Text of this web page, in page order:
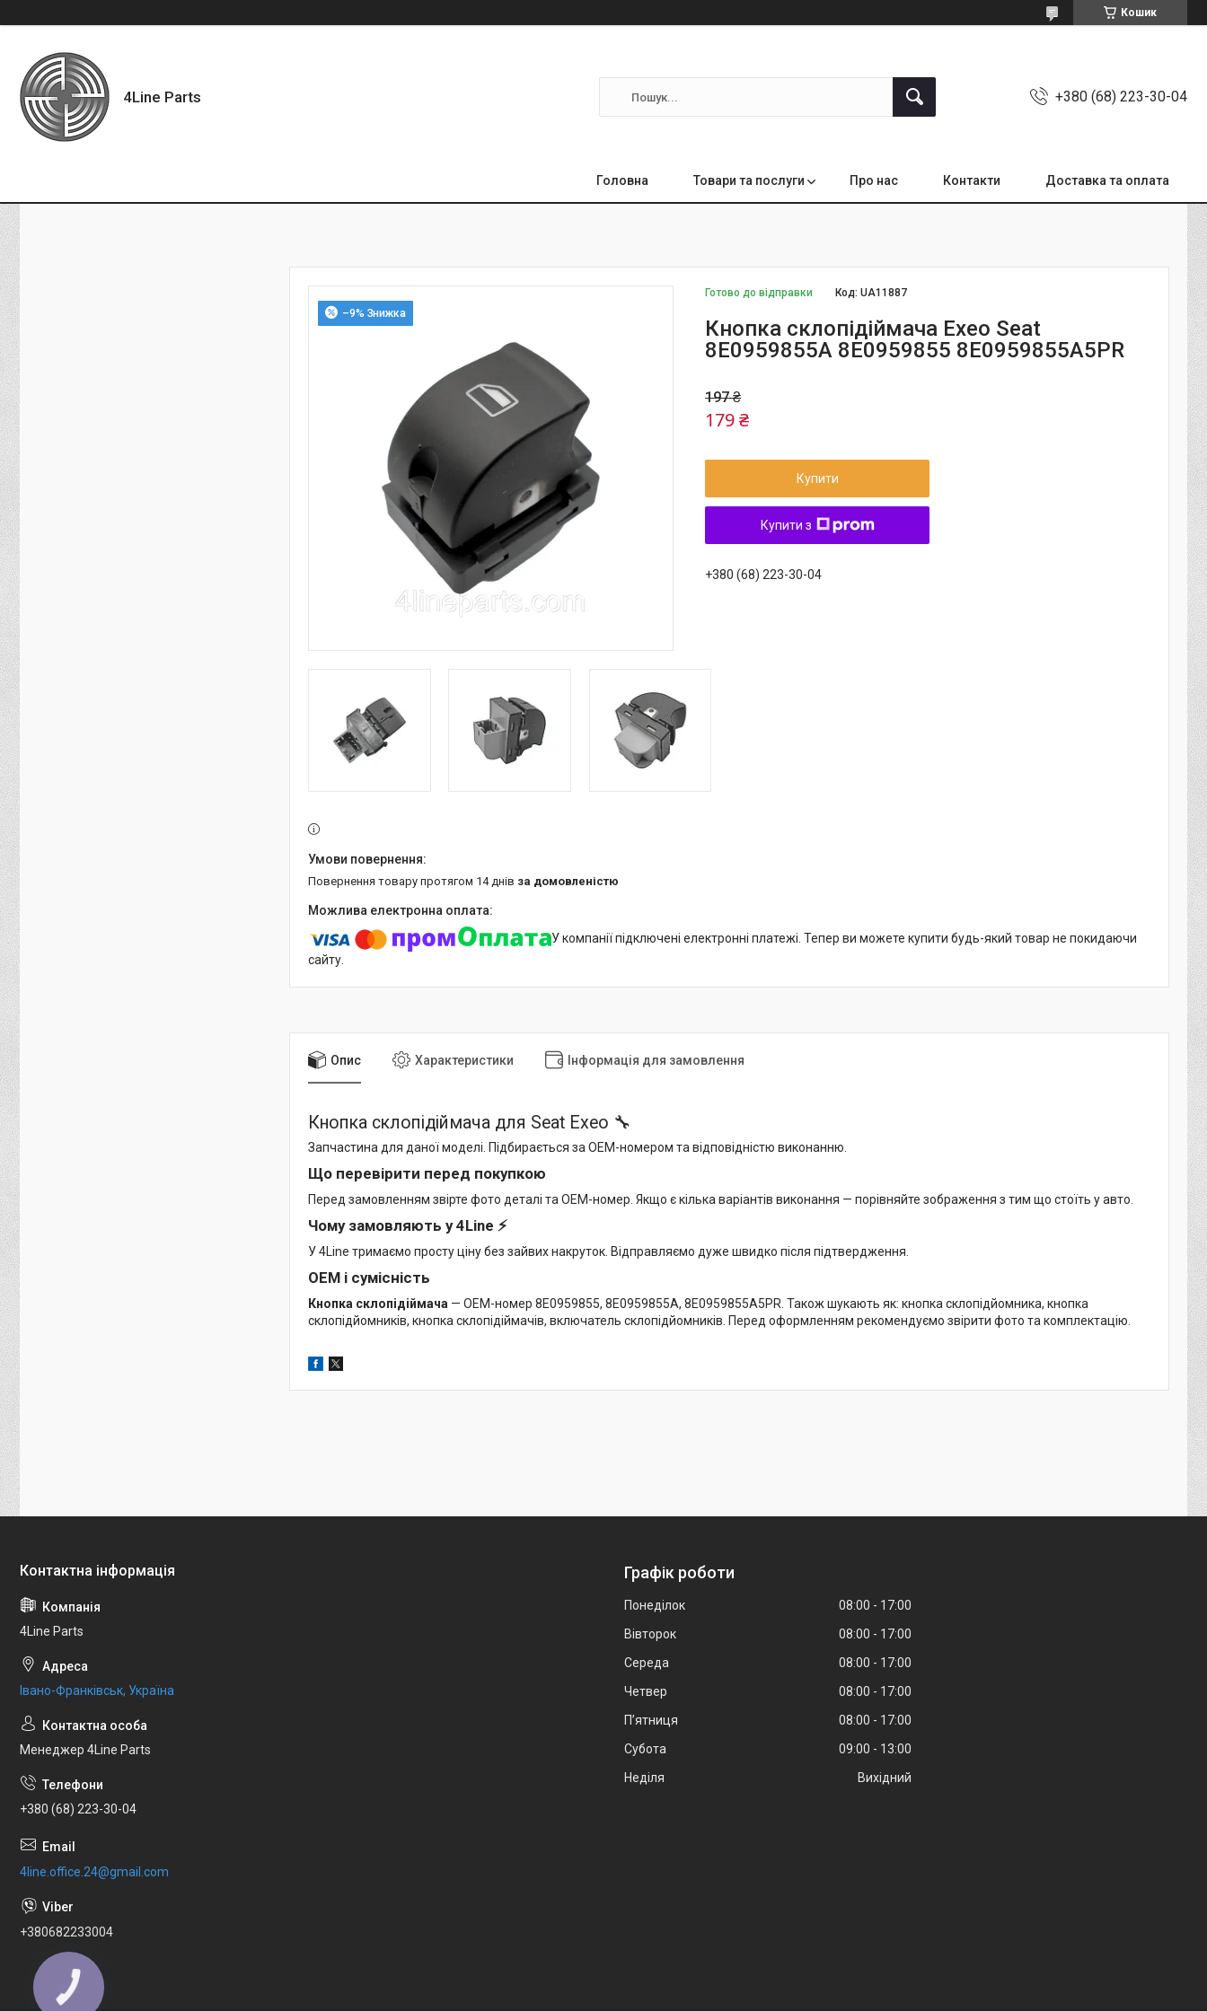
Кошик
4Line Parts +380 (68) 223-30-04
Головна Товари та послуги Про нас Контакти Доставка та оплата
–9%
Готово до відправки Код:UA11887
Кнопка склопідіймача Exeo Seat
8E0959855A 8E0959855 8E0959855A5PR
197 ₴
179 ₴
Купити
Купити з
+380 (68) 223-30-04
повернення товару протягом 14 днів за домовленістю
У компанії підключені електронні платежі. Тепер ви можете купити будь-який товар не покидаючи
сайту.
Опис Характеристики Інформація для замовлення
Кнопка склопідіймача для Seat Exeo 🔧
Запчастина для даної моделі. Підбирається за OEM-номером та відповідністю виконанню.
Що перевірити перед покупкою
Перед замовленням звірте фото деталі та OEM-номер. Якщо є кілька варіантів виконання — порівняйте зображення з тим що стоїть у авто.
Чому замовляють у 4Line ⚡
У 4Line тримаємо просту ціну без зайвих накруток. Відправляємо дуже швидко після підтвердження.
OEM і сумісність
Кнопка склопідіймача — OEM-номер 8E0959855, 8E0959855A, 8E0959855A5PR. Також шукають як: кнопка склопідйомника, кнопка
склопідйомників, кнопка склопідіймачів, включатель склопідйомників. Перед оформленням рекомендуємо звірити фото та комплектацію.
4Line Parts
Івано-Франківськ, Україна
Менеджер 4Line Parts
+380 (68) 223-30-04
4line.office.24@gmail.com
+380682233004
Графік роботи
Понеділок 08:00
17:00
Вівторок
08:00
17:00
Середа
08:00
17:00
Четвер
08:00
17:00
Пʼятниця
08:00
17:00
Субота
09:00
13:00
Неділя
Вихідний
КНОПКА
ЗВ'ЯЗКУ